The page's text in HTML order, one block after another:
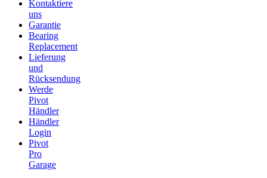
Kontaktiere
uns
Garantie
Bearing
Replacement
Lieferung
und
Rücksendung
Werde
Pivot
Händler
Händler
Login
Pivot
Pro
Garage